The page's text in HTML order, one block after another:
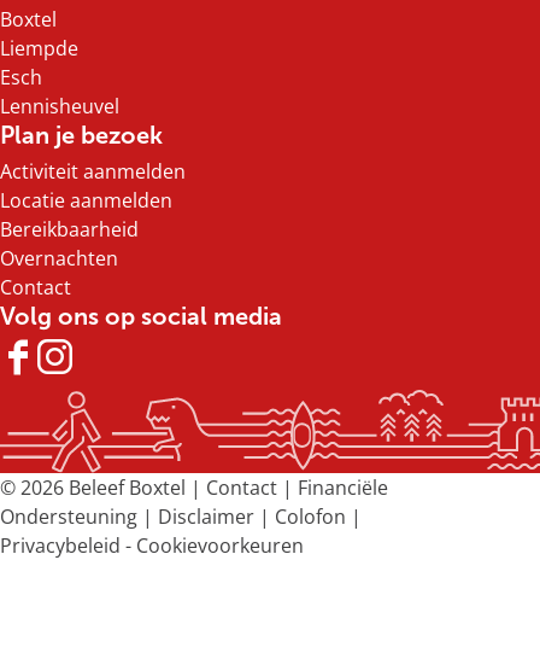
Boxtel
Liempde
Esch
Lennisheuvel
Plan je bezoek
Activiteit aanmelden
Locatie aanmelden
Bereikbaarheid
Overnachten
Contact
Volg ons op social media
F
c
e
b
o
o
I
s
t
a
g
r
© 2026 Beleef Boxtel | Contact | Financiële
Ondersteuning | Disclaimer | Colofon |
Privacybeleid - Cookievoorkeuren